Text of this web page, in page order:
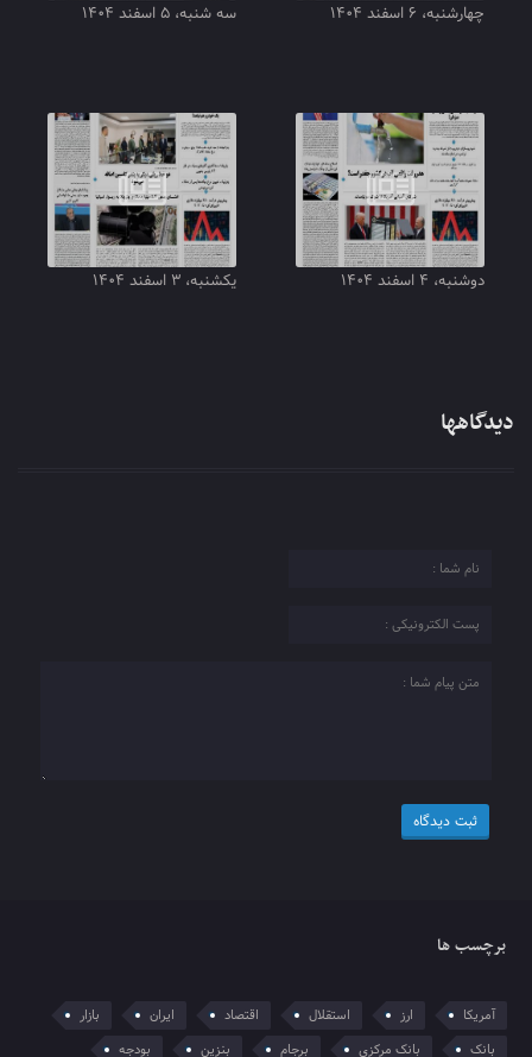
چهارشنبه، ۶ اسفند ۱۴۰۴ سه شنبه، ۵ اسفند ۱۴۰۴
دوشنبه، ۴ اسفند ۱۴۰۴ یکشنبه، ۳ اسفند ۱۴۰۴
دیدگاهها
برچسب ها
آمریکا ارز استقلال اقتصاد ایران
بازار
بانک
بانک مرکزی برجام بنزین بودجه